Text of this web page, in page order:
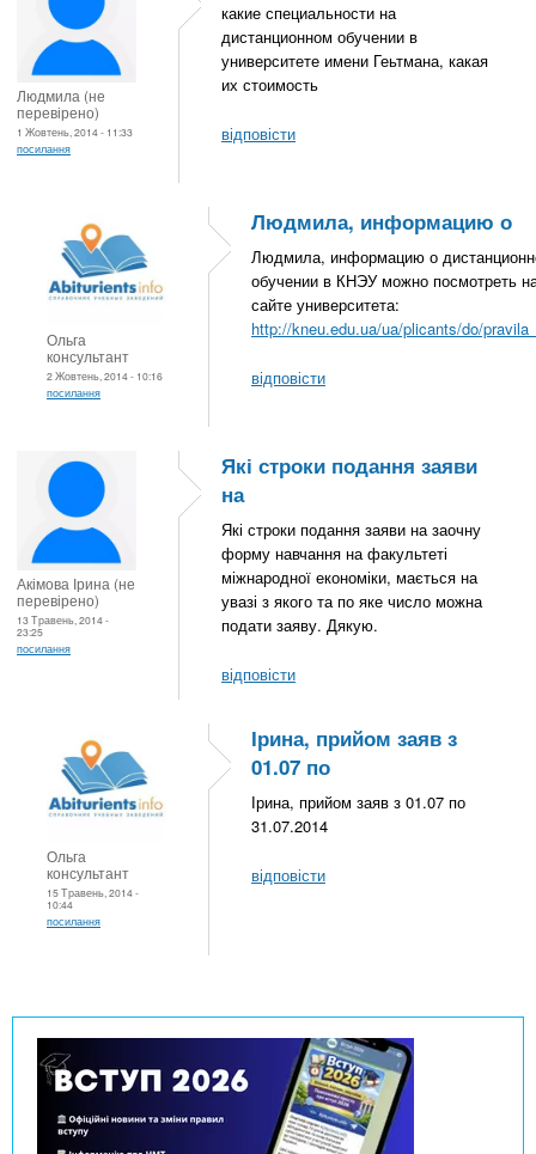
Людмила (не
перевірено)
1 Жовтень, 2014 - 11:33
посилання
какие специальности на
дистанционном обучении в
университете имени Геьтмана, какая
их стоимость
відповісти
Ольга
консультант
2 Жовтень, 2014 - 10:16
посилання
Людмила, информацию о
Людмила, информацию о
обучении в КНЭУ можно посмотреть
сайте университета:
http://kneu.edu.ua/ua/plicants/do/
відповісти
Акімова Ірина (не
перевірено)
13 Травень, 2014 -
23:25
посилання
Які строки подання заяви
на
Які строки подання заяви на заочну
форму навчання на факультеті
міжнародної економіки, мається на
увазі з якого та по яке число можна
подати заяву. Дякую.
відповісти
Ольга
консультант
15 Травень, 2014 -
10:44
посилання
Ірина, прийом заяв з
01.07 по
Ірина, прийом заяв з 01.07 по
31.07.2014
відповісти